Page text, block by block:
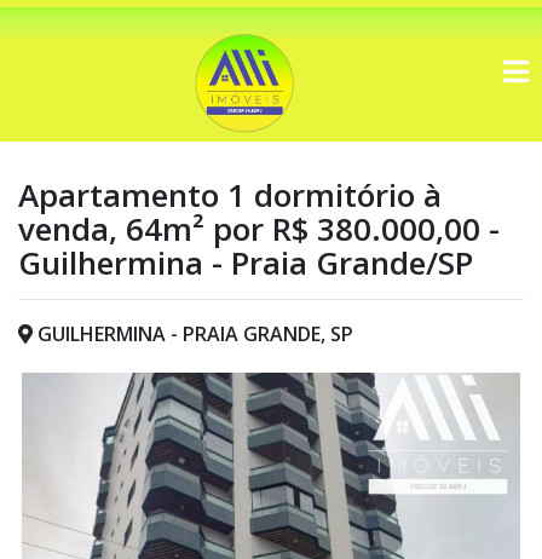
Apartamento 1 dormitório à
venda, 64m² por R$ 380.000,00 -
Guilhermina - Praia Grande/SP
GUILHERMINA - PRAIA GRANDE, SP